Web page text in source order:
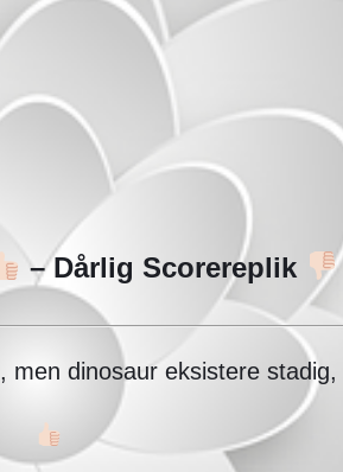
– Dårlig Scorereplik
, men dinosaur eksistere stadig,